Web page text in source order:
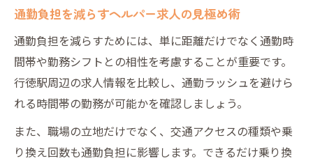
通勤負担を減らすヘルパー求人の見極め術
通勤負担を減らすためには、単に距離だけでなく通勤時
間帯や勤務シフトとの相性を考慮することが重要です。
行徳駅周辺の求人情報を比較し、通勤ラッシュを避けら
れる時間帯の勤務が可能かを確認しましょう。
また、職場の立地だけでなく、交通アクセスの種類や乗
り換え回数も通勤負担に影響します。できるだけ乗り換